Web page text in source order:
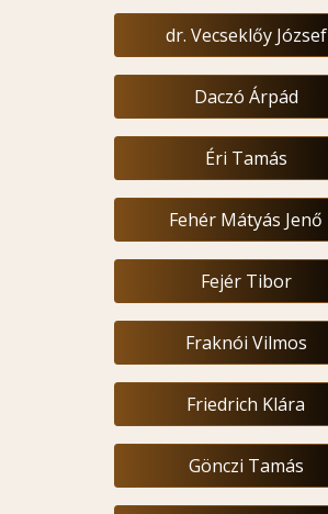
dr. Vecseklőy József
Daczó Árpád
Éri Tamás
Fehér Mátyás Jenő
Fejér Tibor
Fraknói Vilmos
Friedrich Klára
Gönczi Tamás